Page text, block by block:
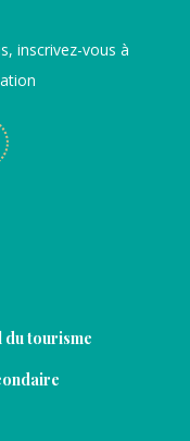
inscrivez-vous à
du tourisme